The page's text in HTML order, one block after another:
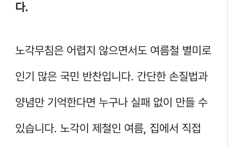
다.
노각무침은 어렵지 않으면서도 여름철 별미로
인기 많은 국민 반찬입니다. 간단한 손질법과
양념만 기억한다면 누구나 실패 없이 만들 수
있습니다. 노각이 제철인 여름, 집에서 직접